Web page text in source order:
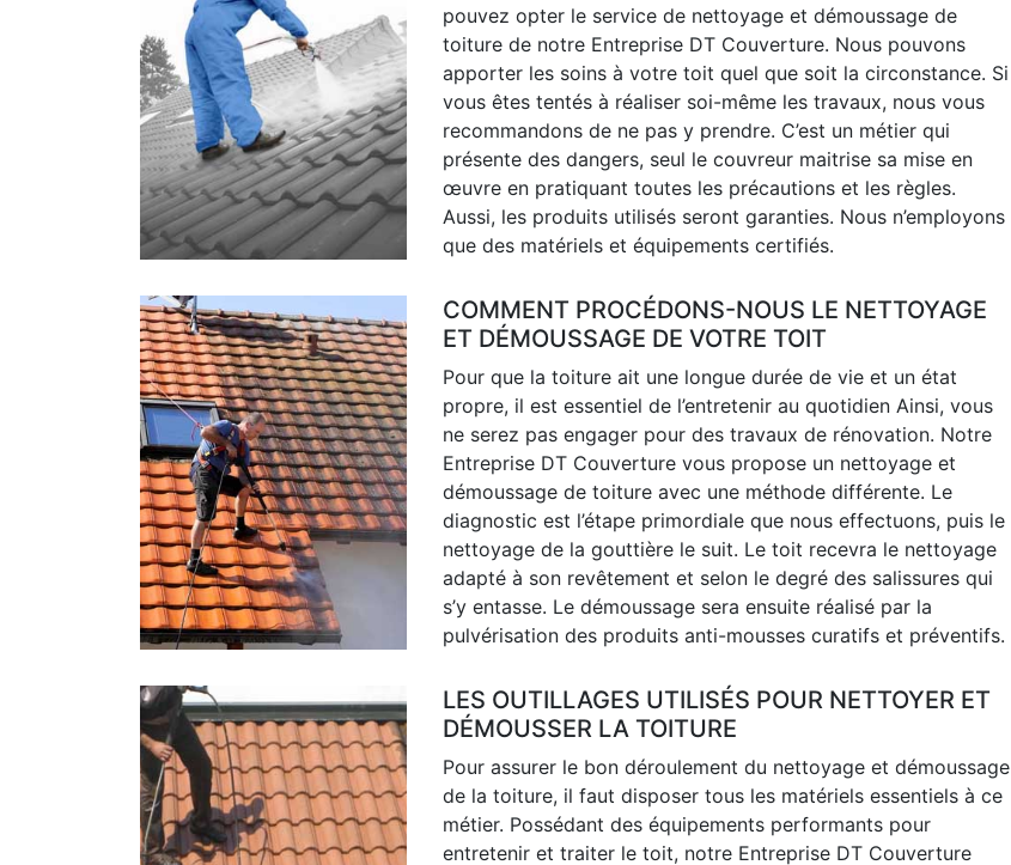
pouvez opter le service de nettoyage et démoussage de
toiture de notre Entreprise DT Couverture. Nous pouvons
apporter les soins à votre toit quel que soit la circonstance. Si
vous êtes tentés à réaliser soi-même les travaux, nous vous
recommandons de ne pas y prendre. C’est un métier qui
présente des dangers, seul le couvreur maitrise sa mise en
œuvre en pratiquant toutes les précautions et les règles.
Aussi, les produits utilisés seront garanties. Nous n’employons
que des matériels et équipements certifiés.
COMMENT PROCÉDONS-NOUS LE NETTOYAGE
ET DÉMOUSSAGE DE VOTRE TOIT
Pour que la toiture ait une longue durée de vie et un état
propre, il est essentiel de l’entretenir au quotidien Ainsi, vous
ne serez pas engager pour des travaux de rénovation. Notre
Entreprise DT Couverture vous propose un nettoyage et
démoussage de toiture avec une méthode différente. Le
diagnostic est l’étape primordiale que nous effectuons, puis le
nettoyage de la gouttière le suit. Le toit recevra le nettoyage
adapté à son revêtement et selon le degré des salissures qui
s’y entasse. Le démoussage sera ensuite réalisé par la
pulvérisation des produits anti-mousses curatifs et préventifs.
LES OUTILLAGES UTILISÉS POUR NETTOYER ET
DÉMOUSSER LA TOITURE
Pour assurer le bon déroulement du nettoyage et démoussage
de la toiture, il faut disposer tous les matériels essentiels à ce
métier. Possédant des équipements performants pour
entretenir et traiter le toit, notre Entreprise DT Couverture